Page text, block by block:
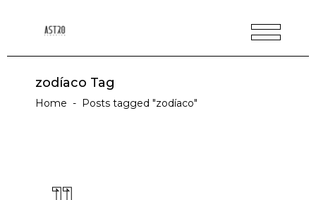
zodíaco Tag
Home - Posts tagged "zodíaco"